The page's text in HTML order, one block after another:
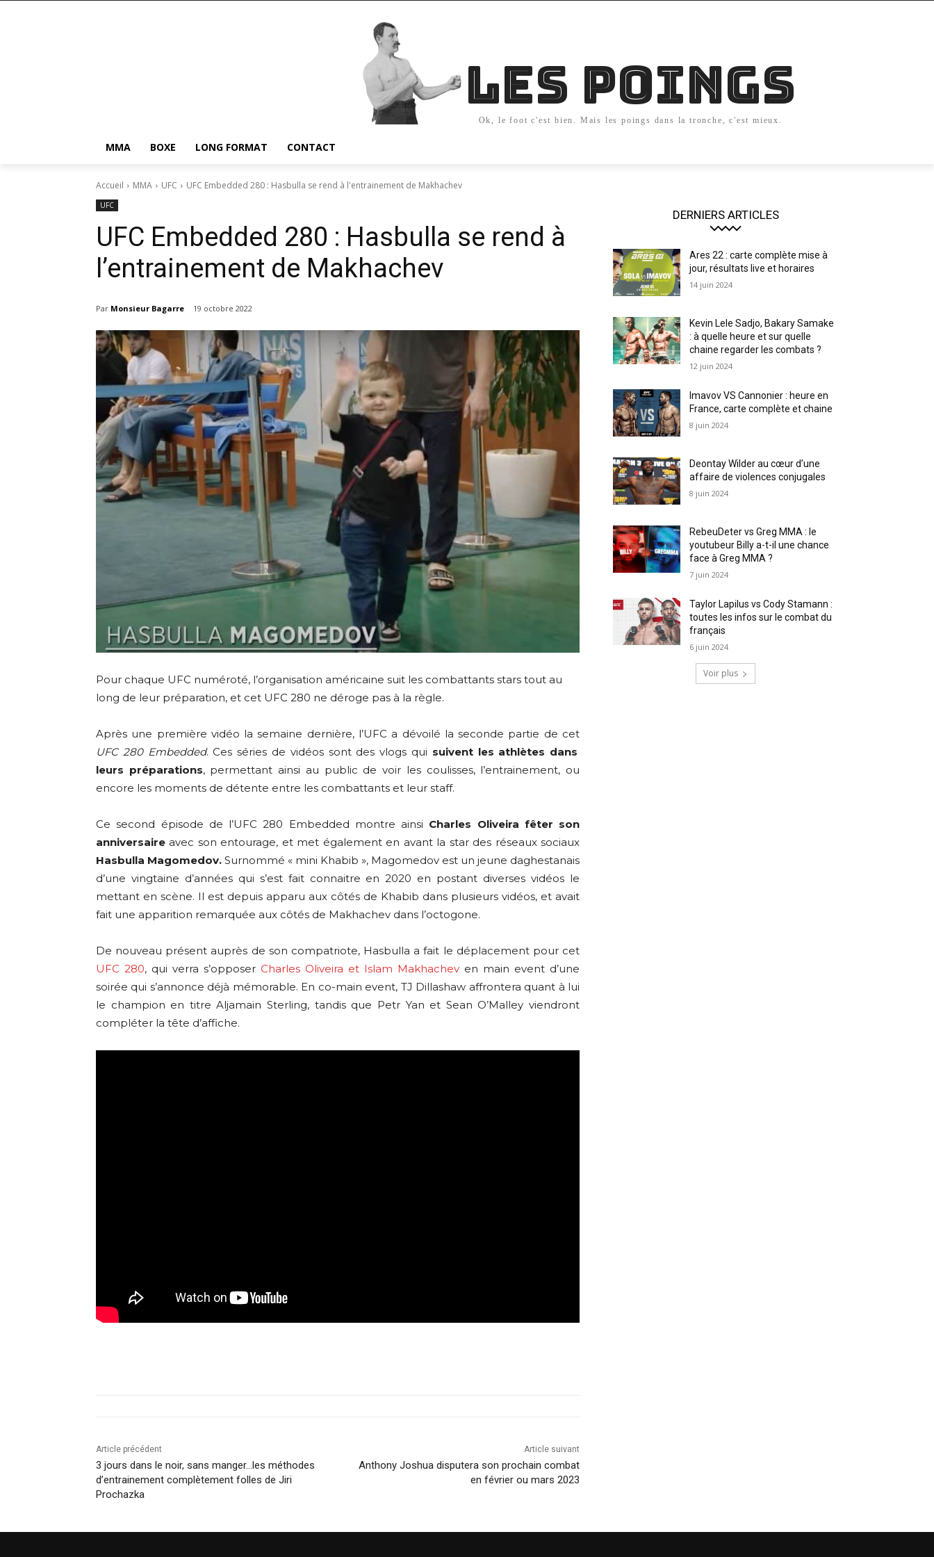
Les Poings
Ok, le foot c'est bien. Mais les poings dans la tronche, c'est mieux.
MMA BOXE LONG FORMAT CONTACT
Accueil MMA UFC UFC Embedded 280 : Hasbulla se rend à l'entrainement de Makhachev
UFC
UFC Embedded 280 : Hasbulla se rend à
l’entrainement de Makhachev
Par Monsieur Bagarre 19 octobre 2022
Pour chaque UFC numéroté, l’organisation américaine suit les combattants stars tout au
long de leur préparation, et cet UFC 280 ne déroge pas à la règle.
Après une première vidéo la semaine dernière, l’UFC a dévoilé la seconde partie de cet
UFC 280 Embedded. Ces séries de vidéos sont des vlogs qui suivent les athlètes dans
leurs préparations, permettant ainsi au public de voir les coulisses, l’entrainement, ou
encore les moments de détente entre les combattants et leur staff.
Ce second épisode de l’UFC 280 Embedded montre ainsi Charles Oliveira fêter son
anniversaire avec son entourage, et met également en avant la star des réseaux sociaux
Hasbulla Magomedov. Surnommé « mini Khabib », Magomedov est un jeune daghestanais
d’une vingtaine d’années qui s’est fait connaitre en 2020 en postant diverses vidéos le
mettant en scène. Il est depuis apparu aux côtés de Khabib dans plusieurs vidéos, et avait
fait une apparition remarquée aux côtés de Makhachev dans l’octogone.
De nouveau présent auprès de son compatriote, Hasbulla a fait le déplacement pour cet
UFC 280, qui verra s’opposer Charles Oliveira et Islam Makhachev en main event d’une
soirée qui s’annonce déjà mémorable. En co-main event, TJ Dillashaw affrontera quant à lui
le champion en titre Aljamain Sterling, tandis que Petr Yan et Sean O’Malley viendront
compléter la tête d’affiche.
Article précédent
3 jours dans le noir, sans manger…les méthodes
d’entrainement complètement folles de Jiri
Prochazka
Article suivant
Anthony Joshua disputera son prochain combat
en février ou mars 2023
DERNIERS ARTICLES
Ares 22 : carte complète mise à
jour, résultats live et horaires
14 juin 2024
Kevin Lele Sadjo, Bakary Samake
: à quelle heure et sur quelle
chaine regarder les combats ?
12 juin 2024
Imavov VS Cannonier : heure en
France, carte complète et chaine
8 juin 2024
Deontay Wilder au cœur d’une
affaire de violences conjugales
8 juin 2024
RebeuDeter vs Greg MMA : le
youtubeur Billy a-t-il une chance
face à Greg MMA ?
7 juin 2024
Taylor Lapilus vs Cody Stamann :
toutes les infos sur le combat du
français
6 juin 2024
Voir plus